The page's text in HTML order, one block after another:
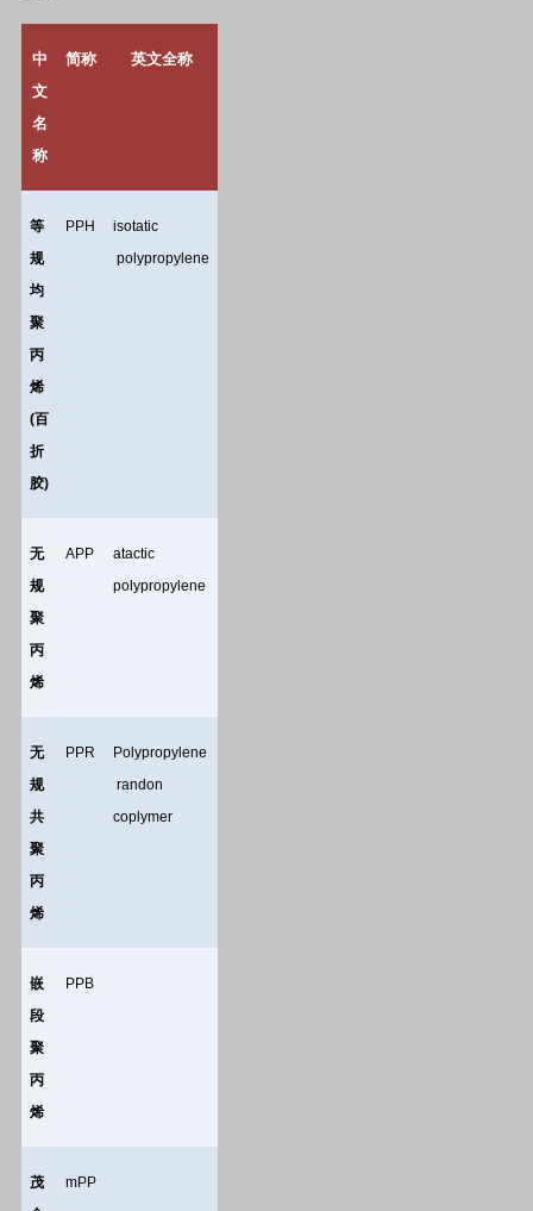
中
文
名
称
简称 英文全称
等
规
均
聚
丙
烯
(百
折
胶)
PPH
isotatic
polypropylene
无
规
聚
丙
烯
APP
atactic
polypropylene
无
规
共
聚
丙
烯
PPR
Polypropylene
randon
coplymer
嵌
段
聚
丙
烯
PPB
茂
mPP